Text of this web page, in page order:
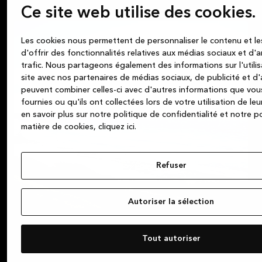
Ce site web utilise des cookies.
Les cookies nous permettent de personnaliser le contenu et
d'offrir des fonctionnalités relatives aux médias sociaux et
trafic. Nous partageons également des informations sur
site avec nos partenaires de médias sociaux, de publicité et
peuvent combiner celles-ci avec d'autres informations que
fournies ou qu'ils ont collectées lors de votre utilisation de
en savoir plus sur notre politique de confidentialité et notre
matière de cookies, cliquez ici.
Refuser
Autoriser la sélection
Tout autoriser
votre projet
Apprenez-en plus sur nos objectifs
de développement durable